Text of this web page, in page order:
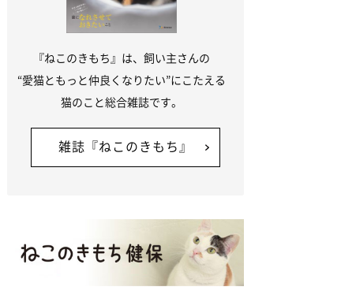
『ねこのきもち』は、飼い主さんの
“愛猫ともっと仲良くなりたい”にこたえる
猫のこと総合雑誌です。
雑誌『ねこのきもち』